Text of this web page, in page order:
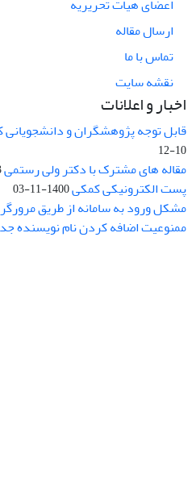
ارسال مقاله
تماس با ما
نقشه سایت
اخبار و اعلانات
قابل توجه پژوهشگران و دانشجویانی
10-12
مقاله های مشترک با دکتر ولی رستمی
پست الکترونیکی کمکی1400-11-03
مشکل ورود به سامانه از طریق
ممنوعیت اضافه کردن نام نویسنده